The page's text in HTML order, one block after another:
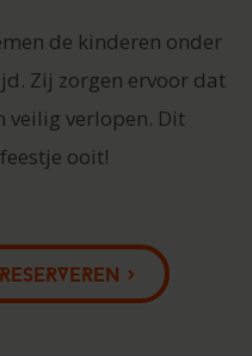
de kinderen onder
Zij zorgen ervoor dat
veilig verlopen. Dit
ooit!
>